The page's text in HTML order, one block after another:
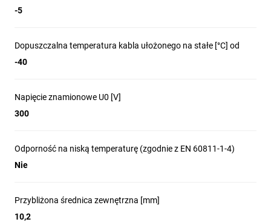
-5
Dopuszczalna temperatura kabla ułożonego na stałe [°C] od
-40
Napięcie znamionowe U0 [V]
300
Odporność na niską temperaturę (zgodnie z EN 60811-1-4)
Nie
Przybliżona średnica zewnętrzna [mm]
10,2